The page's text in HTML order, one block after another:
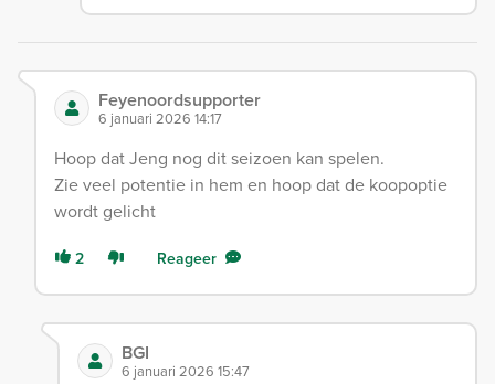
Feyenoordsupporter
6 januari 2026 14:17
Hoop dat Jeng nog dit seizoen kan spelen.
Zie veel potentie in hem en hoop dat de koopoptie
wordt gelicht
2 Reageer
BGI
6 januari 2026 15:47